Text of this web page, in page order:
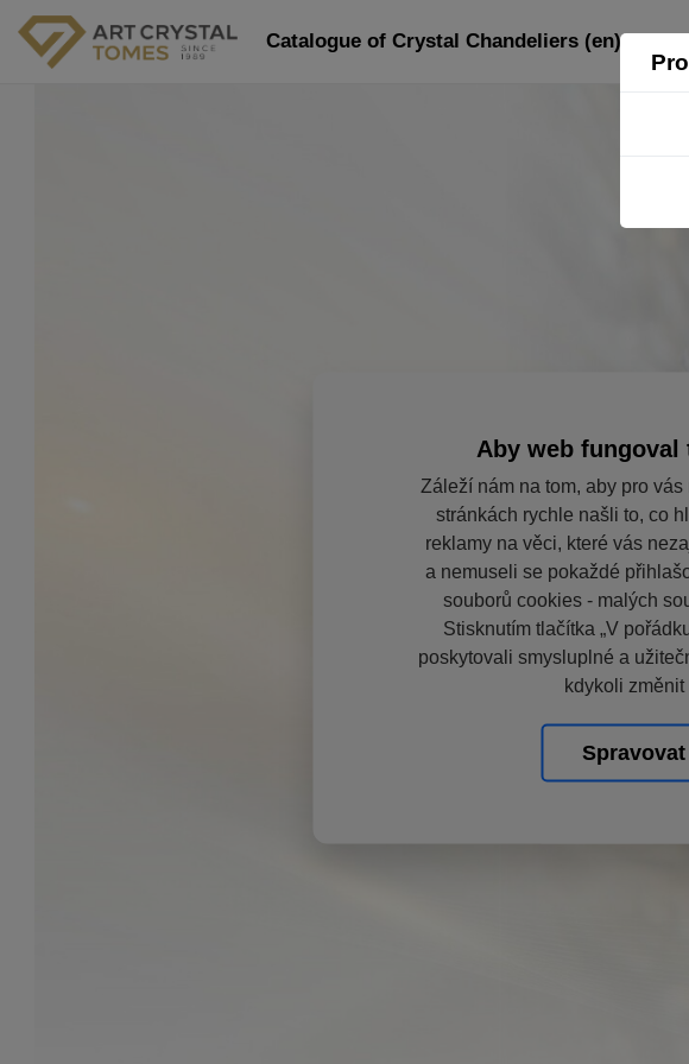
Catalogue of Crystal Chandeliers (en):
Aby web fungoval
Záleží nám na tom, aby pro
stránkách rychle našli to, co
reklamy na věci, které vás
a nemuseli se pokaždé
souborů cookies - malých
Stisknutím tlačítka „V
poskytovali smysluplné a
kdykoli